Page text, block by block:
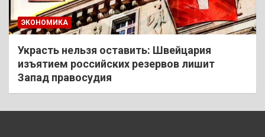
ЭКОНОМИКА
Украсть нельзя оставить: Швейцария
изъятием российских резервов лишит
Запад правосудия